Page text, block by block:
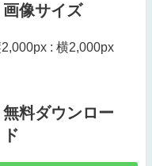
画像サイズ
: 横2,000px
無料ダウンロー
ド